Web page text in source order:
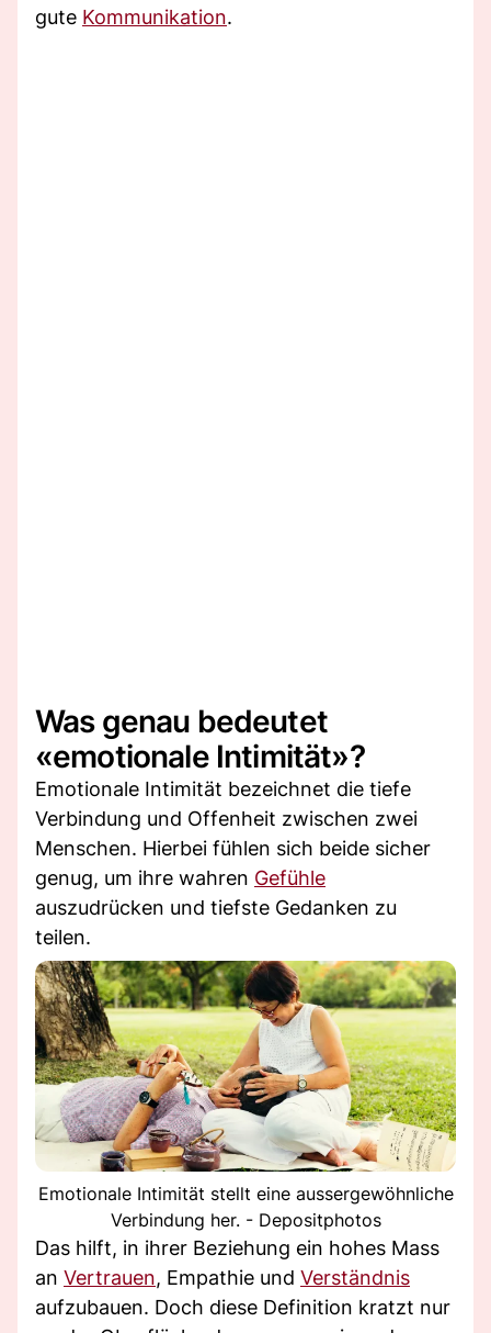
gute Kommunikation.
Was genau bedeutet
«emotionale Intimität»?
Emotionale Intimität bezeichnet die tiefe
Verbindung und Offenheit zwischen zwei
Menschen. Hierbei fühlen sich beide sicher
genug, um ihre wahren Gefühle
auszudrücken und tiefste Gedanken zu
teilen.
Emotionale Intimität stellt eine aussergewöhnliche
Verbindung her. - Depositphotos
Das hilft, in ihrer Beziehung ein hohes Mass
an Vertrauen, Empathie und Verständnis
aufzubauen. Doch diese Definition kratzt nur